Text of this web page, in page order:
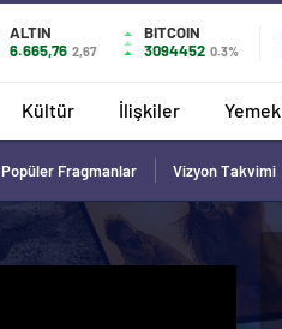
ALTIN
6.665,76 2,67
BITCOIN
3094452 0.3%
Kültür İlişkiler Yemek
Popüler Fragmanlar Vizyon Takvimi